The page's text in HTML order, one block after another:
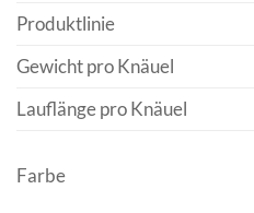
Produktlinie
Gewicht pro Knäuel
Lauflänge pro Knäuel
Farbe